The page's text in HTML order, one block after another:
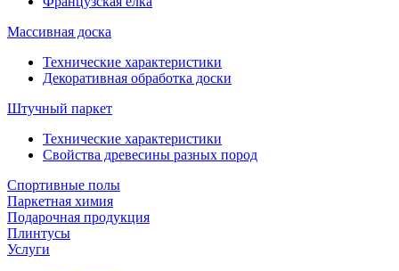
Массивная доска
Технические характеристики
Декоративная обработка доски
Штучный паркет
Технические характеристики
Свойства древесины разных пород
Спортивные полы
Паркетная химия
Подарочная продукция
Плинтусы
Услуги